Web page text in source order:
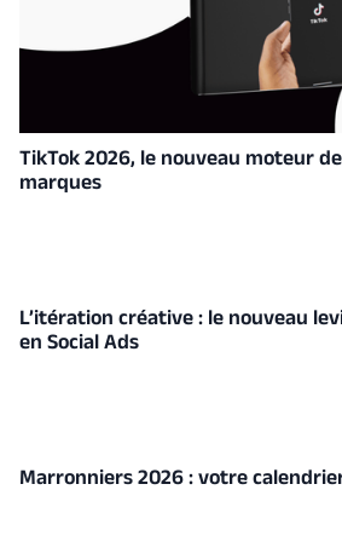
TikTok 2026, le nouveau moteur
marques
L’itération créative : le nouveau
en Social Ads
Marronniers 2026 : votre